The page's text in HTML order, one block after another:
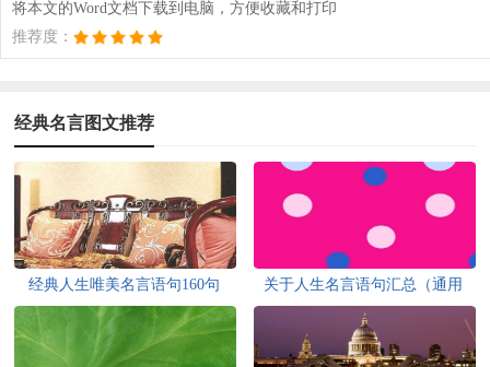
将本文的Word文档下载到电脑，方便收藏和打印
推荐度：
经典名言图文推荐
经典人生唯美名言语句160句
关于人生名言语句汇总（通用
110句）